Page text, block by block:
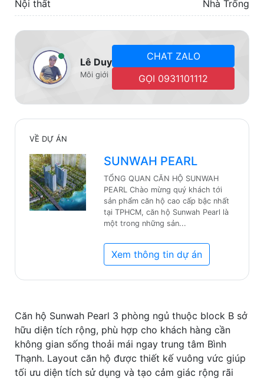
Nội thất
Nhà Trống
Lê Duy
Môi giới
CHAT ZALO
GỌI 0931101112
VỀ DỰ ÁN
SUNWAH PEARL
TỔNG QUAN CĂN HỘ SUNWAH
PEARL ​Chào mừng quý khách tới
sản phẩm căn hộ cao cấp bậc nhất
tại TPHCM, căn hộ Sunwah Pearl là
một trong những sản...
Xem thông tin dự án
Căn hộ Sunwah Pearl 3 phòng ngủ thuộc block B sở
hữu diện tích rộng, phù hợp cho khách hàng cần
không gian sống thoải mái ngay trung tâm Bình
Thạnh. Layout căn hộ được thiết kế vuông vức giúp
tối ưu diện tích sử dụng và tạo cảm giác rộng rãi